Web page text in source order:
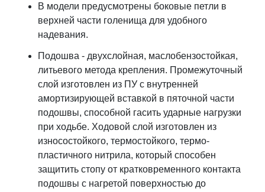
В модели предусмотрены боковые петли в
верхней части голенища для удобного
надевания.
Подошва - двухслойная, маслобензостойкая,
литьевого метода крепления. Промежуточный
слой изготовлен из ПУ с внутренней
амортизирующей вставкой в пяточной части
подошвы, способной гасить ударные нагрузки
при ходьбе. Ходовой слой изготовлен из
износостойкого, термостойкого, термо-
пластичного нитрила, который способен
защитить стопу от кратковременного контакта
подошвы с нагретой поверхностью до